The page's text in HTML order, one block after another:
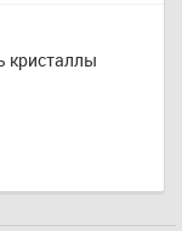
кристаллы